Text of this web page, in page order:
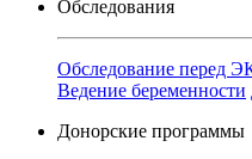
Обследования
Обследование перед
Ведение беременности
Донорские программы